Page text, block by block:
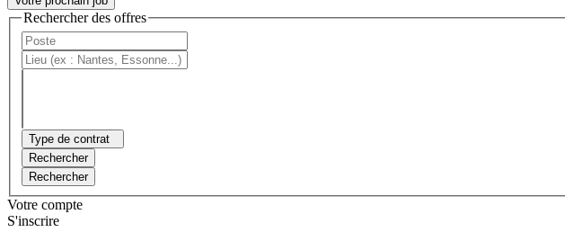
Rechercher des offres
Type de contrat
Rechercher
Rechercher
Votre compte
S'inscrire